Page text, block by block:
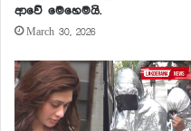
ආවේ මෙහෙමයි.
March 30, 2026